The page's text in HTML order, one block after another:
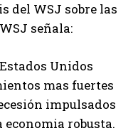
del WSJ sobre las
señala:
Unidos
mas fuertes
impulsados
robusta.